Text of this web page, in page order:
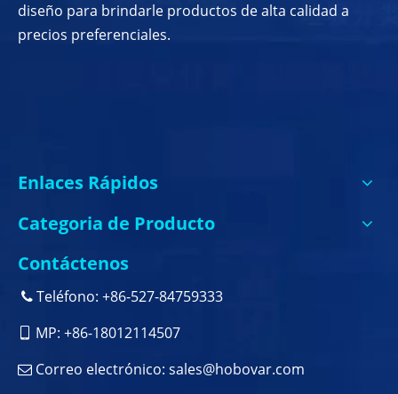
diseño para brindarle productos de alta calidad a
precios preferenciales.
Enlaces Rápidos
Categoria de Producto
Contáctenos
 Teléfono: +86-527-84759333
MP: +86-18012114507
 Correo electrónico: sales@hobovar.com